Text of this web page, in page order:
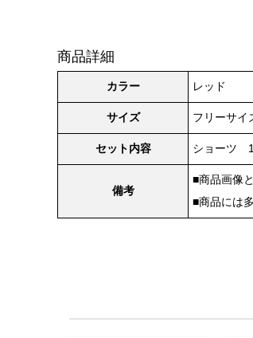
商品詳細
カラー レッド
サイズ フリーサイ
セット内容 ショーツ
備考
■商品画像
■商品には